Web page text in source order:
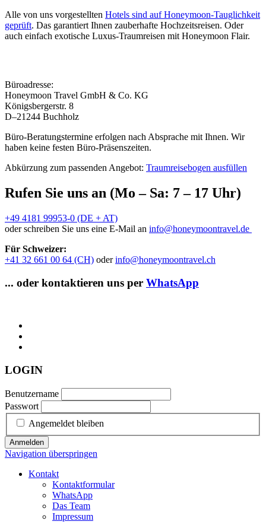
Alle von uns vorgestellten Hotels sind auf Honeymoon-Tauglichkeit
geprüft. Das garantiert Ihnen zauberhafte Hochzeitsreisen. Oder
auch einfach exotische Luxus-Traumreisen mit Honeymoon Flair.
Büroadresse:
Honeymoon Travel GmbH & Co. KG
Königsbergerstr. 8
D–21244 Buchholz
Büro-Beratungstermine erfolgen nach Absprache mit Ihnen. Wir
haben keine festen Büro-Präsenszeiten.
Abkürzung zum passenden Angebot: Traumreisebogen ausfüllen
Rufen Sie uns an (Mo – Sa: 7 – 17 Uhr)
+49 4181 99953-0 (DE + AT)
oder schreiben Sie uns eine E-Mail an info@honeymoontravel.de
Für Schweizer:
+41 32 661 00 64 (CH) oderinfo@honeymoontravel.ch
... oder kontaktieren uns per WhatsApp
LOGIN
Benutzername
Passwort
Angemeldet bleiben
Anmelden
Navigation überspringen
Kontakt
Kontaktformular
WhatsApp
Das Team
Impressum